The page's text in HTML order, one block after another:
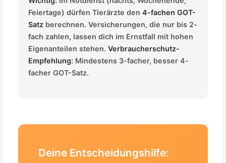
Feiertage) dürfen Tierärzte den4-fachen GOT-
Satz berechnen. Versicherungen, die nur bis 2-
fach zahlen, lassen dich im Ernstfall mit hohen
Eigenanteilen stehen.Verbraucherschutz-
Empfehlung: Mindestens 3-facher, besser 4-
facher GOT-Satz.
Deine Entscheidungshilfe: